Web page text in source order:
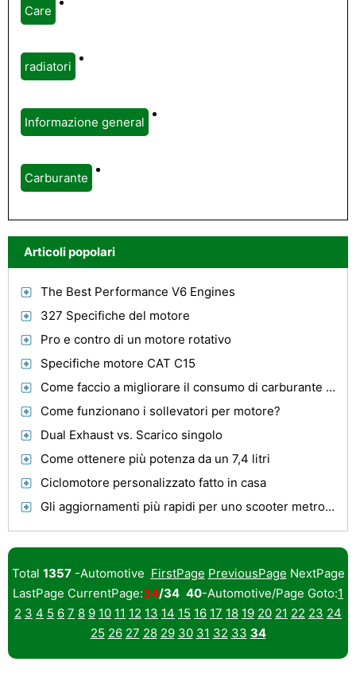
Care
radiatori
Informazione general
Carburante
Articoli popolari
The Best Performance V6 Engines
327 Specifiche del motore
Pro e contro di un motore rotativo
Specifiche motore CAT C15
Come faccio a migliorare il consumo di carburante su un camion diesel Ford 6.0?
Come funzionano i sollevatori per motore?
Dual Exhaust vs. Scarico singolo
Come ottenere più potenza da un 7,4 litri
Ciclomotore personalizzato fatto in casa
Gli aggiornamenti più rapidi per uno scooter metropolitano
Total 1357-Automotive FirstPage PreviousPage NextPage
LastPage CurrentPage:34/34 40-Automotive/Page Goto:1
2 3 4 5 6 7 8 9 10 11 12 13 14 15 16 17 18 19 20 21 22 23 24
25 26 27 28 29 30 31 32 33 34